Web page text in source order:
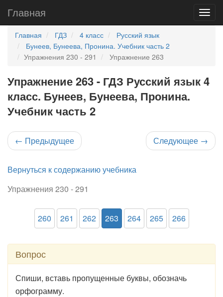
Главная
Главная ГДЗ 4 класс
Русский язык
Бунеев, Бунеева, Пронина. Учебник часть 2
Упражнения 230 - 291
Упражнение 263
Упражнение 263 - ГДЗ Русский язык 4
класс. Бунеев, Бунеева, Пронина.
Учебник часть 2
← Предыдущее Следующее →
Вернуться к содержанию учебника
Упражнения 230 - 291
260 261 262 263 264 265 266
Вопрос
Спиши, вставь пропущенные буквы, обозначь
орфограмму.